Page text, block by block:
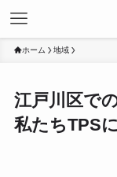
ホーム 地域
江戸川区で
私たちTPS